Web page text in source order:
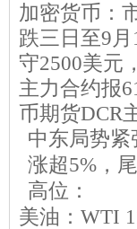
加密货币：
跌三日至9
守2500美元
主力合约报
币期货DCR
中东局势
涨超5%，
高位：
美油：WTI